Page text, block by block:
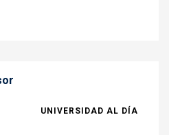
UNIVERSIDAD AL DÍA